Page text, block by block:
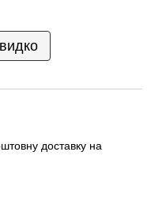
доставку на